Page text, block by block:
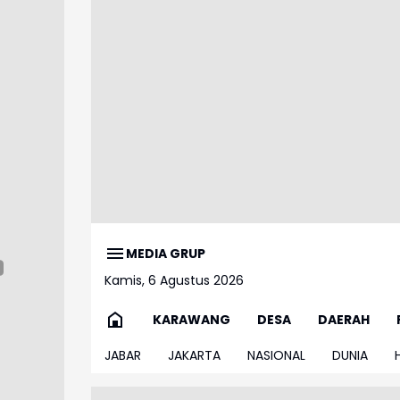
MEDIA GRUP
Kamis, 6 Agustus 2026
KARAWANG DESA DAERAH
JABAR
JAKARTA NASIONAL DUNIA